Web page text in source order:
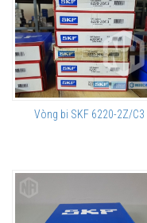
Vòng bi SKF 6220-2Z/C3